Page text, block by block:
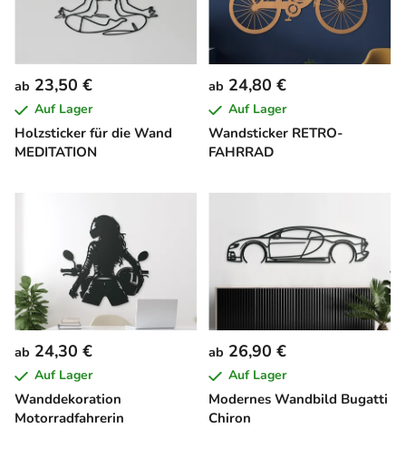
Holzsticker für die Wand
MEDITATION
ab 23,50 €
Auf Lager
Wandsticker RETRO-
FAHRRAD
ab 24,80 €
Auf Lager
Wanddekoration
Motorradfahrerin
ab 24,30 €
Auf Lager
Modernes Wandbild Bugatti
Chiron
ab 26,90 €
Auf Lager